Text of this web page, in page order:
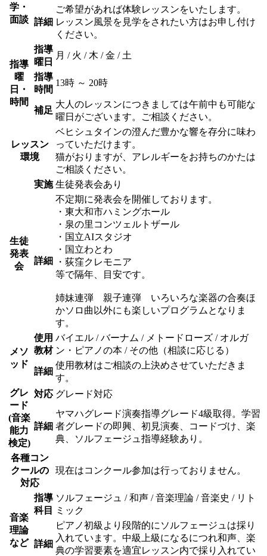
学・
面談 詳細
ご希望があれば体験レッスンをいたします。
レッスン風景を見学をされたい方はお申し付け
ください。
指導
曜
日・
時間
指導
曜日
月 / 火 / 木 / 金 / 土
指導
時間
13時 ～ 20時
補足
大人のレッスンにつきましては午前中も可能な
曜日がございます。ご相談ください。
レッスン
環境
ベヒシュタインの澄んだ豊かな響を存分に味わ
っていただけます。
猫がおりますが、アレルギーをお持ちのかたは
ご相談ください。
生徒
発表
会
実施 生徒発表会あり
詳細
不定期に発表会を開催しております。
・東大和市ハミングホール
・泉の里コンツェルトザール
・国立AIスタジオ
・国立わとわ
・荻窪クレモニア
等で隔年、目安です。
姉妹連弾 親子連弾 いろいろな楽器の合奏ほ
かソロ曲以外にも楽しいプログラムとなりま
す。
メソ
ッド
使用
教材
バイエル / バーナム / メトードローズ / オルガ
ン・ピアノの本 / その他（相談に応じる）
詳細
使用教材はご相談の上決めさせていただきま
す。
グレ
ード
(音楽
能力
検定)
対応 グレード対応
詳細
ヤマハグレード演奏指導グレード4級取得。学習
者グレードの即興、初見演奏、コードづけ、楽
典、ソルフェージュ指導経験あり。
各種コン
クールの
対応
現在はコンクール参加は行っておりません。
音楽
理論
など
指導
科目
ソルフェージュ / 和声 / 音楽理論 / 音楽史 / リト
ミック
詳細
ピアノ初級より段階的にソルフェージュは採り
入れています。中級上級になるにつれ和声、楽
典の学習要素を適宜レッスン内で採り入れてい